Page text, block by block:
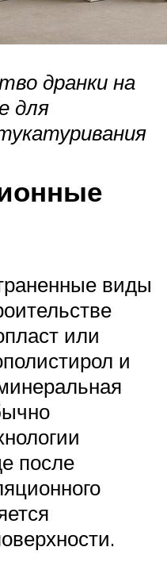
дранки на
для
виды
или
и
после